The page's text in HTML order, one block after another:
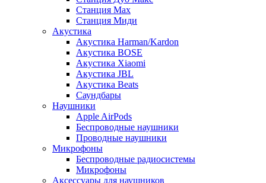
Станция Max
Станция Миди
Акустика
Акустика Harman/Kardon
Акустика BOSE
Акустика Xiaomi
Акустика JBL
Акустика Beats
Саундбары
Наушники
Apple AirPods
Беспроводные наушники
Проводные наушники
Микрофоны
Беспроводные радиосистемы
Микрофоны
Аксессуары для наушников